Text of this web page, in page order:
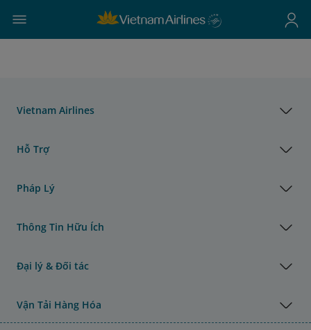
Vietnam Airlines
Hỗ Trợ
Pháp Lý
Thông Tin Hữu Ích
Đại lý & Đối tác
Vận Tải Hàng Hóa